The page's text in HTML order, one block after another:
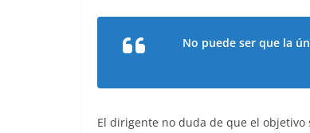
No puede ser que la
El dirigente no duda de que el